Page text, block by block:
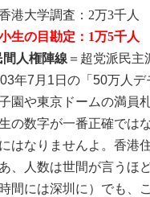
香港大学調査：2万3千人
小生の目勘定：1万5千人
間人権陣線 ＝超党派民主
年7月1日の「50万人
園や東京ドームの満員
の数字が一番正確では
はなりませんよ。香港
、人数は世間が言うほ
間には深圳に）でも、